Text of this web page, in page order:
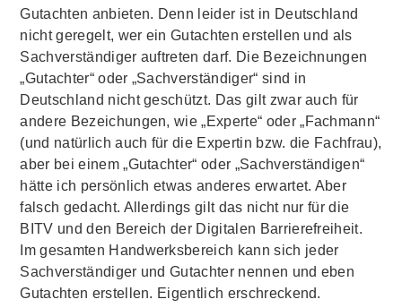
Gutachten anbieten. Denn leider ist in Deutschland
nicht geregelt, wer ein Gutachten erstellen und als
Sachverständiger auftreten darf. Die Bezeichnungen
„Gutachter“ oder „Sachverständiger“ sind in
Deutschland nicht geschützt. Das gilt zwar auch für
andere Bezeichungen, wie „Experte“ oder „Fachmann“
(und natürlich auch für die Expertin bzw. die Fachfrau),
aber bei einem „Gutachter“ oder „Sachverständigen“
hätte ich persönlich etwas anderes erwartet. Aber
falsch gedacht. Allerdings gilt das nicht nur für die
BITV und den Bereich der Digitalen Barrierefreiheit.
Im gesamten Handwerksbereich kann sich jeder
Sachverständiger und Gutachter nennen und eben
Gutachten erstellen. Eigentlich erschreckend.